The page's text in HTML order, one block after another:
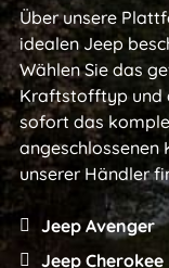
Über unsere
idealen Jeep
Wählen Sie das
Kraftstofftyp und
sofort das
angeschlossenen
unserer Händler
Jeep Avenger
Jeep Cherokee